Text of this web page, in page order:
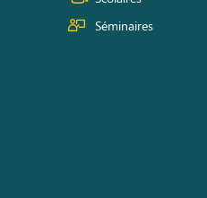
Séminaires